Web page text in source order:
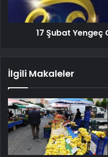
17 Şubat Yengeç
İlgili Makaleler